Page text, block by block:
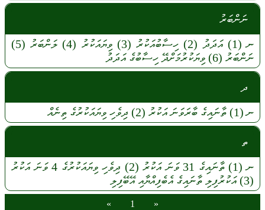
ނަންބަރު
ނ (1) އަދަދު (2) ހިސާބުއަކުރު (3) ވިޔައަކުރު (4) ލަންބަރު (5)
ނަންބަރު (6) ވިޔަކުރުމަށްދޭ ހިސާބުގެއަދަދު
ދ
ނ(1) ތާނައިގެ ބާރަވަނައަކުރު (2) ދިވެހި ވިޔައަކުރުގެ ތިނެއް
ތ
ނ (1) ތާނައިގެ 31 ވަނައަކުރު (2) ދިވެހިވިޔައަކުރުގެ 4 ވަނައަކުރު
(3)
އަކުރުފިލި ތާނައިގެއެބެފިއްޔާއިއޭބޭފިލި
«
1
»